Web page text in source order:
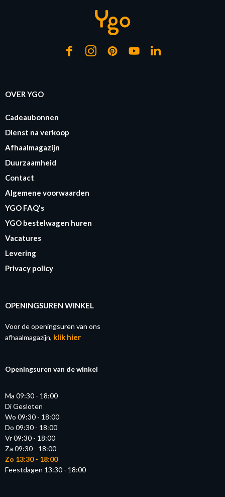
OVER YGO
Cadeaubonnen
Dienst na verkoop
Afhaalmagazijn
Duurzaamheid
Contact
Algemene voorwaarden
YGO FAQ's
YGO bestelwagen huren
Vacatures
Levering
Privacy policy
OPENINGSUREN WINKEL
Voor de openingsuren van ons
afhaalmagazijn, klik hier
Openingsuren van de winkel
Ma 09:30 - 18:00
Di Gesloten
Wo 09:30 - 18:00
Do 09:30 - 18:00
Vr 09:30 - 18:00
Za 09:30 - 18:00
Zo 13:30 - 18:00
Feestdagen 13:30 - 18:00